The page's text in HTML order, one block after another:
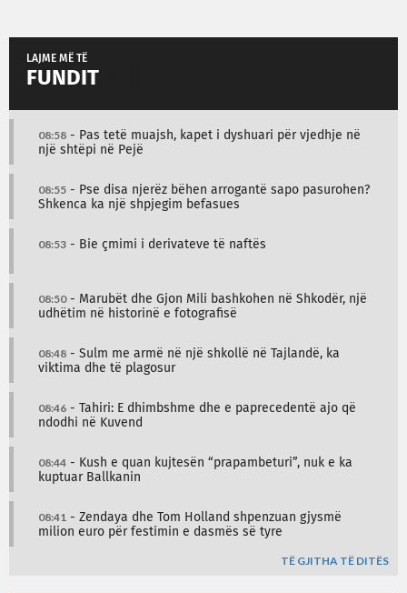
LAJME MË TË
FUNDIT
08:58 - Pas tetë muajsh, kapet i dyshuari për vjedhje në
një shtëpi në Pejë
08:55 - Pse disa njerëz bëhen arrogantë sapo pasurohen?
Shkenca ka një shpjegim befasues
08:53 - Bie çmimi i derivateve të naftës
08:50- Marubët dhe Gjon Mili bashkohen në Shkodër, një
udhëtim në historinë e fotografisë
08:48 - Sulm me armë në një shkollë në Tajlandë, ka
viktima dhe të plagosur
08:46 - Tahiri: E dhimbshme dhe e paprecedentë ajo që
ndodhi në Kuvend
08:44 - Kush e quan kujtesën “prapambeturi”, nuk e ka
kuptuar Ballkanin
08:41 - Zendaya dhe Tom Holland shpenzuan gjysmë
milion euro për festimin e dasmës së tyre
TË GJITHA TË DITËS